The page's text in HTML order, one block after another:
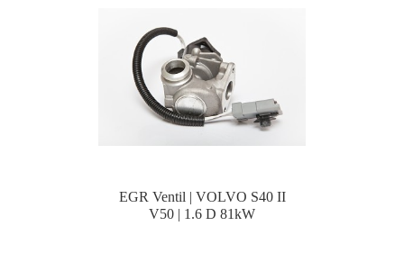
EGR Ventil | VOLVO S40 II
V50 | 1.6 D 81kW